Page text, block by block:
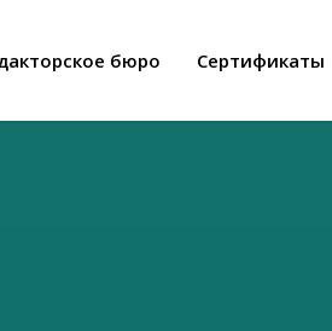
бюро Сертификаты